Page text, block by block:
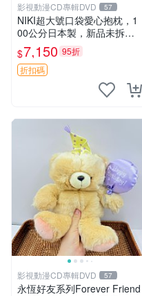
影視動漫CD專輯DVD 57
NIKI超大號口袋愛心抱枕，1
00公分日本製，新品未拆封
胖嘟嘟收藏推薦 愛心抱枕 日
本 抱枕
$7,150 95折
折扣碼
影視動漫CD專輯DVD 57
永恆好友系列Forever Friend